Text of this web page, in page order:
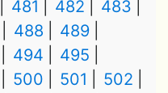
481 482
483
488
489
494
495
500 501
502